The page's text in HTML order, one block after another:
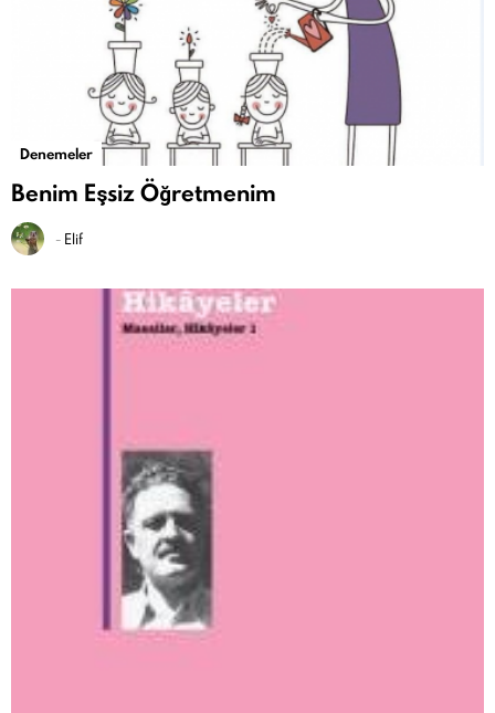
Denemeler
Benim Eşsiz Öğretmenim
- Elif